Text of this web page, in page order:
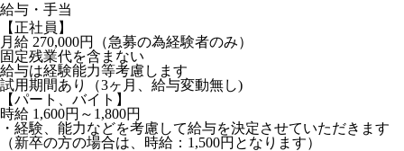
給与・手当
【正社員】
月給 270,000円（急募の為経験者のみ）
固定残業代を含まない
給与は経験能力等考慮します
試用期間あり（3ヶ月、給与変動無し)
【パート、バイト】
時給 1,600円～1,800円
・経験、能力などを考慮して給与を決定させていただきます
（新卒の方の場合は、時給：1,500円となります）